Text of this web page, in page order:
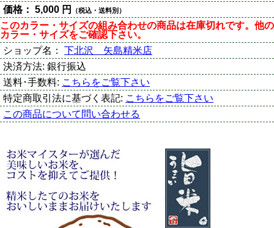
価格： 5,000 円 （税込・送料別）
このカラー・サイズの組み合わせの商品は在庫切れです。他の
カラー・サイズをご確認下さい。
ショップ名： 下北沢 矢島精米店
決済方法: 銀行振込
送料･手数料: こちらをご覧下さい
特定商取引法に基づく表記: こちらをご覧下さい
この商品について問い合わせる